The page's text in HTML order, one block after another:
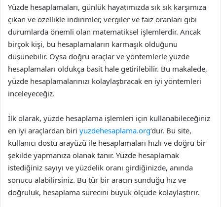
Yüzde hesaplamaları, günlük hayatımızda sık sık karşımıza
çıkan ve özellikle indirimler, vergiler ve faiz oranları gibi
durumlarda önemli olan matematiksel işlemlerdir. Ancak
birçok kişi, bu hesaplamaların karmaşık olduğunu
düşünebilir. Oysa doğru araçlar ve yöntemlerle yüzde
hesaplamaları oldukça basit hale getirilebilir. Bu makalede,
yüzde hesaplamalarınızı kolaylaştıracak en iyi yöntemleri
inceleyeceğiz.
İlk olarak, yüzde hesaplama işlemleri için kullanabileceğiniz
en iyi araçlardan biri yuzdehesaplama.org‘dur. Bu site,
kullanıcı dostu arayüzü ile hesaplamaları hızlı ve doğru bir
şekilde yapmanıza olanak tanır. Yüzde hesaplamak
istediğiniz sayıyı ve yüzdelik oranı girdiğinizde, anında
sonucu alabilirsiniz. Bu tür bir aracın sunduğu hız ve
doğruluk, hesaplama sürecini büyük ölçüde kolaylaştırır.